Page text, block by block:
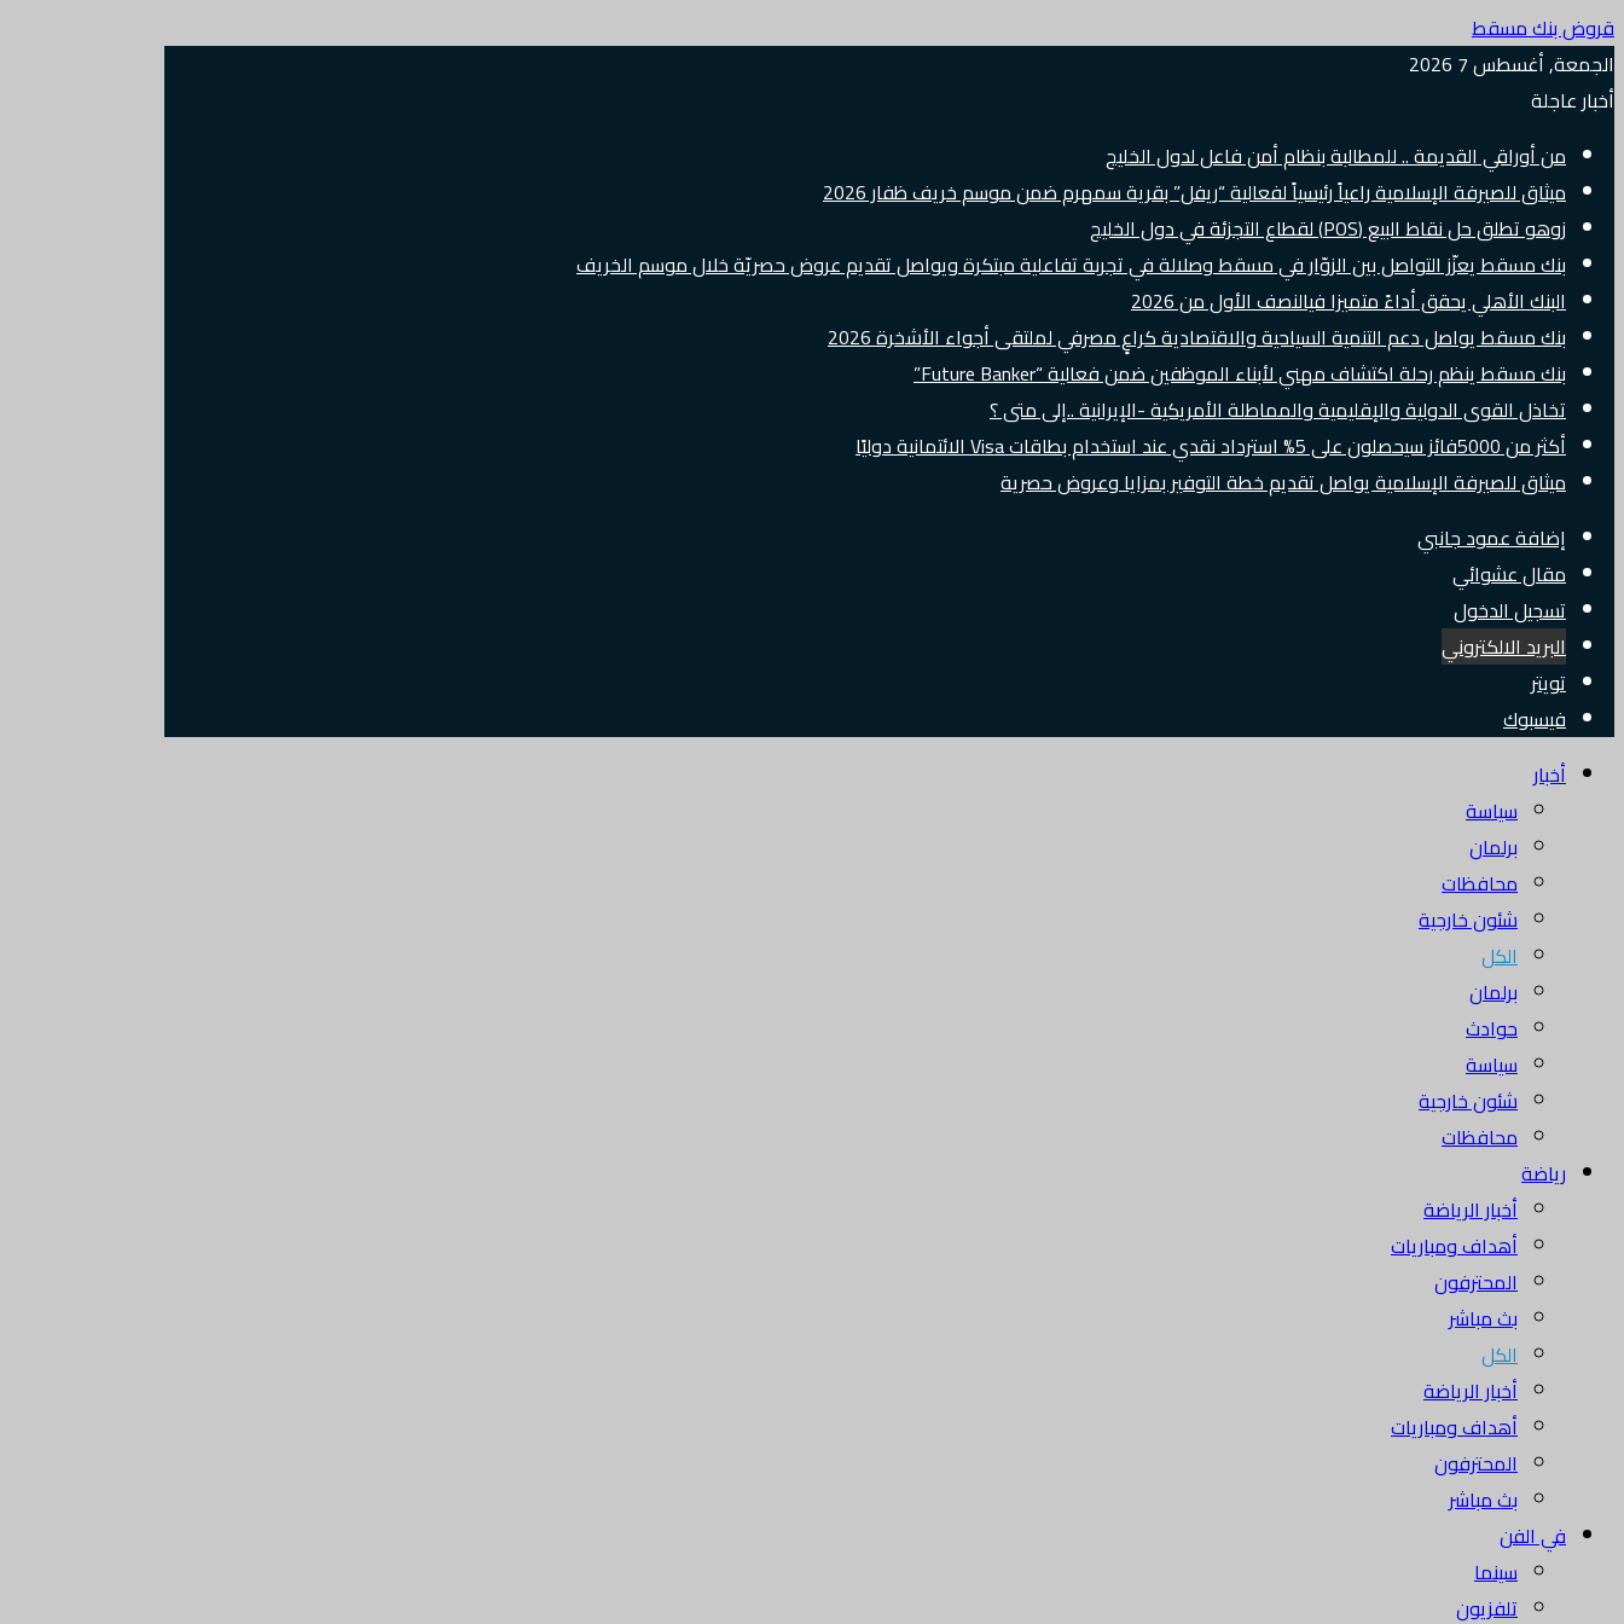
قروض بنك مسقط
الجمعة, أغسطس 7 2026
أخبار عاجلة
من أوراقي القديمة .. للمطالبة بنظام أمن فاعل لدول الخليج
ميثاق للصيرفة الإسلامية راعياً رئيسياً لفعالية “ريفل” بقرية سمهرم ضمن موسم خريف ظفار 2026
زوهو تطلق حل نقاط البيع (POS) لقطاع التجزئة في دول الخليج
بنك مسقط يعزّز التواصل بين الزوّار في مسقط وصلالة في تجربة تفاعلية مبتكرة ويواصل تقديم عروض حصريّة خلال موسم الخريف
البنك الأهلي يحقق أداءً متميزا فيالنصف الأول من 2026
بنك مسقط يواصل دعم التنمية السياحية والاقتصادية كراعٍ مصرفي لملتقى أجواء الأشخرة 2026
بنك مسقط ينظم رحلة اكتشاف مهني لأبناء الموظفين ضمن فعالية “Future Banker”
تخاذل القوى الدولية والإقليمية والمماطلة الأمريكية -الإيرانية ..إلى متى ؟
أكثر من 5000فائز سيحصلون على 5% استرداد نقدي عند استخدام بطاقات Visa الائتمانية دوليًا
ميثاق للصيرفة الإسلامية يواصل تقديم خطة التوفير بمزايا وعروض حصرية
إضافة عمود جانبي
مقال عشوائي
تسجيل الدخول
البريد الالكتروني
تويتر
فيسبوك
أخبار
سياسة
برلمان
محافظات
شئون خارجية
الكل
برلمان
حوادث
سياسة
شئون خارجية
محافظات
رياضة
أخبار الرياضة
أهداف ومباريات
المحترفون
بث مباشر
الكل
أخبار الرياضة
أهداف ومباريات
المحترفون
بث مباشر
في الفن
سينما
تلفزيون